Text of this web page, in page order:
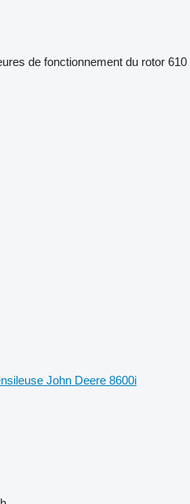
de fonctionnement du rotor 610
John Deere 8600i